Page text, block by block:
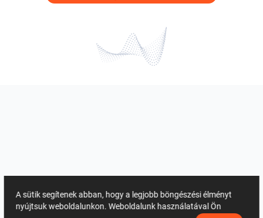
A sütik segítenek abban, hogy a legjobb böngészési élményt
nyújtsuk weboldalunkon. Weboldalunk használatával Ön